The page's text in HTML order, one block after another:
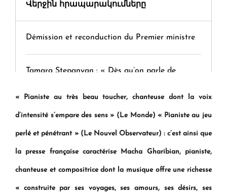
Վերջին հրապարակումները
Démission et reconduction du Premier ministre
Tamara Stepanyan : « Dès qu’on parle de
" Tant qu'il n'existe pas d'alternative concrète, la
question d'un référendum ne se pose pas. "
« Pianiste au très beau toucher, chanteuse dont la voix
d’intensité s’empare des sens » (Le Monde) « Pianiste au jeu
perlé et pénétrant » (Le Nouvel Observateur) : c’est ainsi que
la presse française caractérise Macha Gharibian, pianiste,
chanteuse et compositrice dont la musique offre une richesse
« construite par ses voyages, ses amours, ses désirs, ses